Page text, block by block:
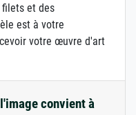
filets et des
est à votre
votre œuvre d'art
convient à